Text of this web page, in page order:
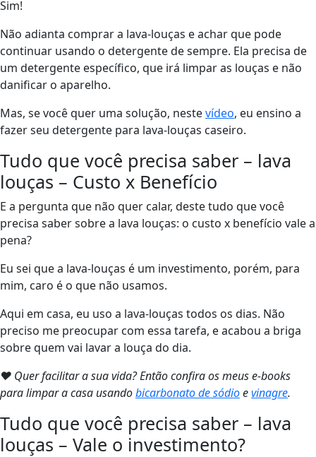
Sim!
Não adianta comprar a lava-louças e achar que pode
continuar usando o detergente de sempre. Ela precisa de
um detergente específico, que irá limpar as louças e não
danificar o aparelho.
Mas, se você quer uma solução, nestevídeo, eu ensino a
fazer seu detergente para lava-louças caseiro.
Tudo que você precisa saber – lava
louças – Custo x Benefício
E a pergunta que não quer calar, deste tudo que você
precisa saber sobre a lava louças: o custo x benefício vale a
pena?
Eu sei que a lava-louças é um investimento, porém, para
mim, caro é o que não usamos.
Aqui em casa, eu uso a lava-louças todos os dias. Não
preciso me preocupar com essa tarefa, e acabou a briga
sobre quem vai lavar a louça do dia.
❤ Quer facilitar a sua vida? Então confira os meus e-books
para limpar a casa usandobicarbonato de sódioevinagre.
Tudo que você precisa saber – lava
louças – Vale o investimento?